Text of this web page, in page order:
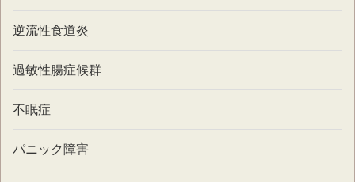
逆流性食道炎
過敏性腸症候群
不眠症
パニック障害